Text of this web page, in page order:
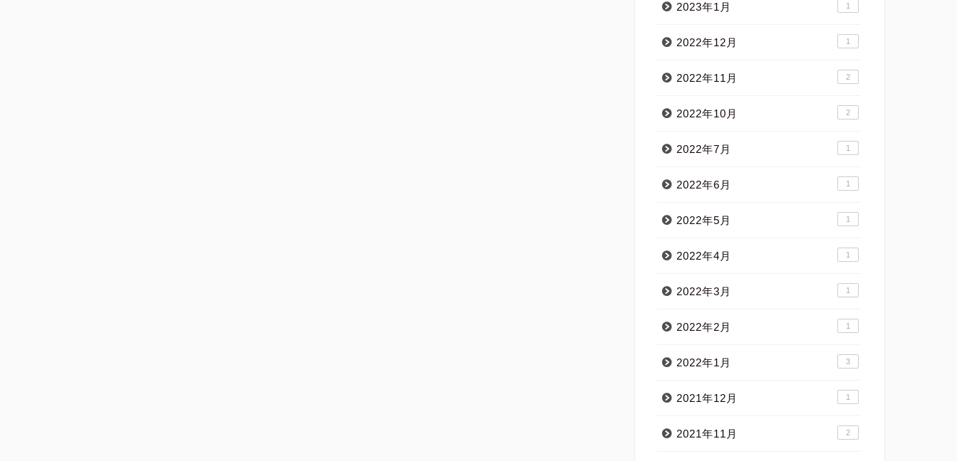
2023年1月 1
2022年12月 1
2022年11月 2
2022年10月 2
2022年7月 1
2022年6月 1
2022年5月 1
2022年4月 1
2022年3月 1
2022年2月 1
2022年1月 3
2021年12月 1
2021年11月 2